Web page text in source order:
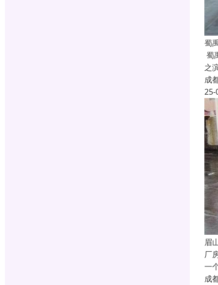
蜀
蜀
之
成
25-
眉
厂
一
成